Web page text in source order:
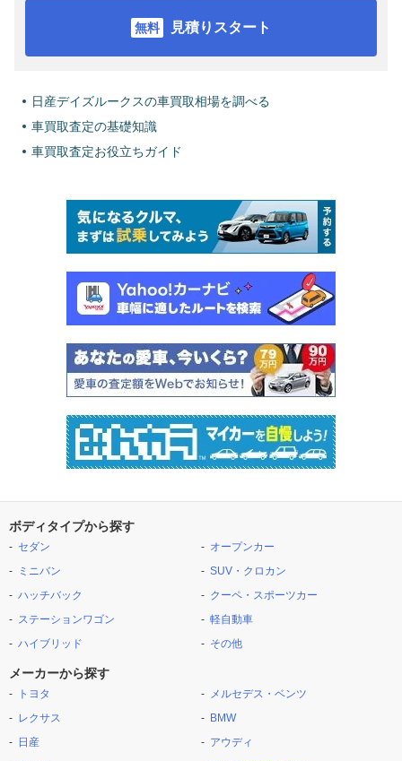
見積りスタート
日産デイズルークスの車買取相場を調べる
車買取査定の基礎知識
車買取査定お役立ちガイド
ボディタイプから探す
セダン
ミニバン
ハッチバック
ステーションワゴン
ハイブリッド
オープンカー
SUV・クロカン
クーペ・スポーツカー
軽自動車
その他
メーカーから探す
トヨタ
レクサス
日産
メルセデス・ベンツ
BMW
アウディ